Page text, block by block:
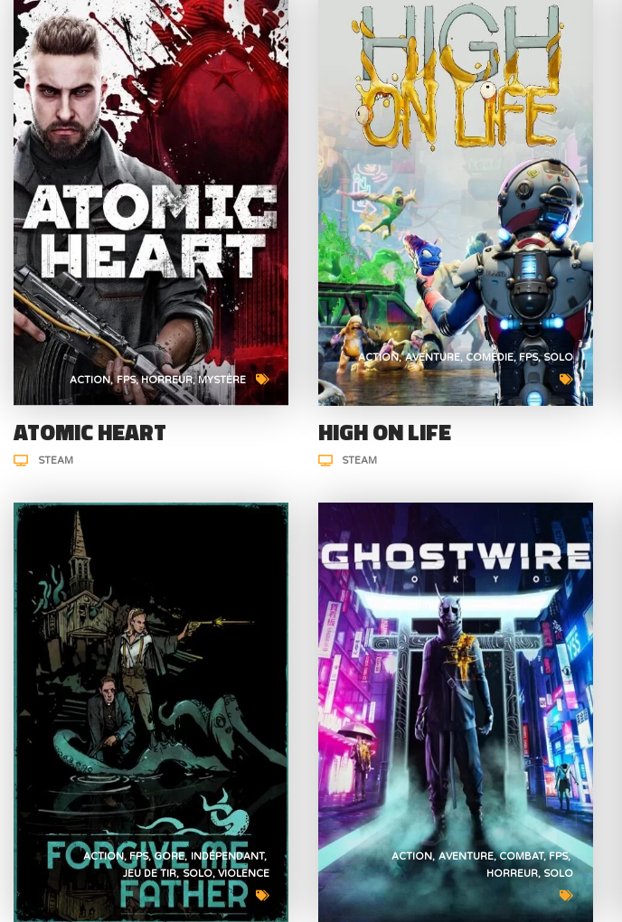
ACTION FPS HORREUR MYSTÈRE
ATOMIC HEART
STEAM
ACTION AVENTURE COMÉDIE FPS SOLO
HIGH ON LIFE
STEAM
ACTION FPS GORE INDÉPENDANT
JEU DE TIR SOLO VIOLENCE
ACTION AVENTURE COMBAT FPS
HORREUR SOLO